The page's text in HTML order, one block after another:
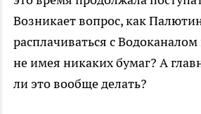
Возникает вопрос, как
расплачиваться с
не имея никаких бумаг? А
ли это вообще делать?